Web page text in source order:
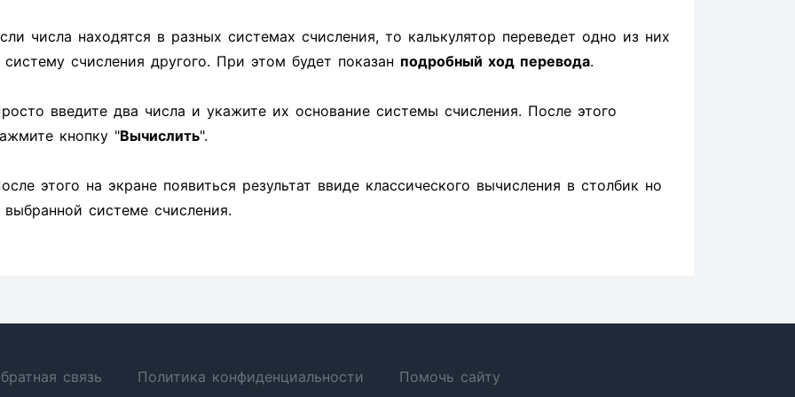
числа находятся в разных системах счисления, то калькулятор переведет одно из них
систему счисления другого. При этом будет показан подробный ход перевода.
введите два числа и укажите их основание системы счисления. После этого
кнопку "Вычислить".
этого на экране появиться результат ввиде классического вычисления в столбик но
выбранной системе счисления.
связь Политика конфиденциальности Помочь сайту